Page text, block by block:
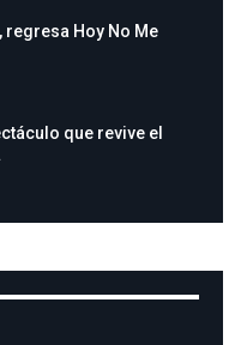
regresa Hoy No Me
que revive el